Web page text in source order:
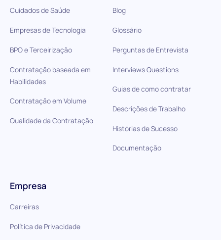
Cuidados de Saúde
Empresas de Tecnologia
BPO e Terceirização
Contratação baseada em
Habilidades
Contratação em Volume
Qualidade da Contratação
Blog
Glossário
Perguntas de Entrevista
Interviews Questions
Guias de como contratar
Descrições de Trabalho
Histórias de Sucesso
Documentação
Empresa
Carreiras
Política de Privacidade